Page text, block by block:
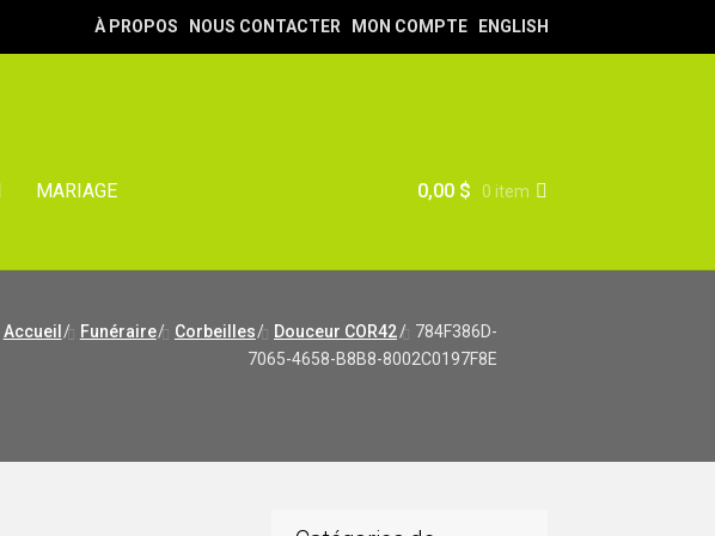
À PROPOS NOUS CONTACTER MON COMPTE ENGLISH
MARIAGE 0,00 $ 0 item
Accueil / Funéraire/ Corbeilles/ Douceur COR42/ 784F386D-
7065-4658-B8B8-8002C0197F8E